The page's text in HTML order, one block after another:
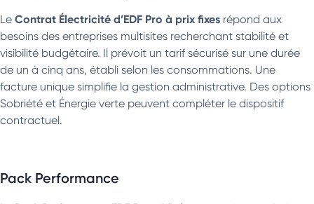
Le Contrat Électricité d’EDF Pro à prix fixes répond aux
besoins des entreprises multisites recherchant stabilité et
visibilité budgétaire. Il prévoit un tarif sécurisé sur une durée
de un à cinq ans, établi selon les consommations. Une
facture unique simplifie la gestion administrative. Des options
Sobriété et Énergie verte peuvent compléter le dispositif
contractuel.
Pack Performance